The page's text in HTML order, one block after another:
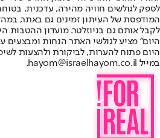
לספק לגולשים חוויה מהירה, עדכנית,
המודפסת של העיתון זמינים גם באתר,
לקבל אותם גם בניוזלטר. מועדון ההטבות
היום" מציע לגולשי האתר הנחות ומבצעים
היום פתוח להערות, לביקורת ולהצעות
במייל hayom@israelhayom.co.il.